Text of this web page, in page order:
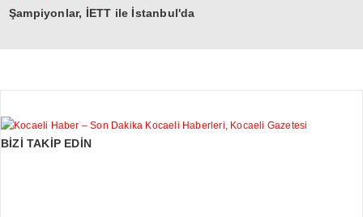
Şampiyonlar, İETT ile İstanbul'da
BİZİ TAKİP EDİN